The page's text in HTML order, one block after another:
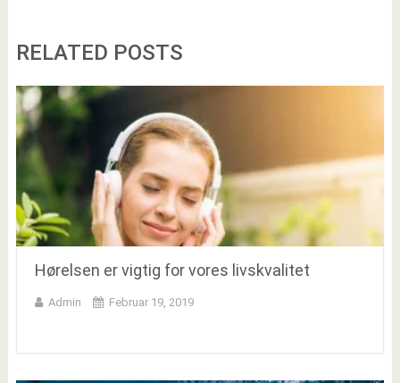
RELATED POSTS
Hørelsen er vigtig for vores livskvalitet
Admin Februar 19, 2019